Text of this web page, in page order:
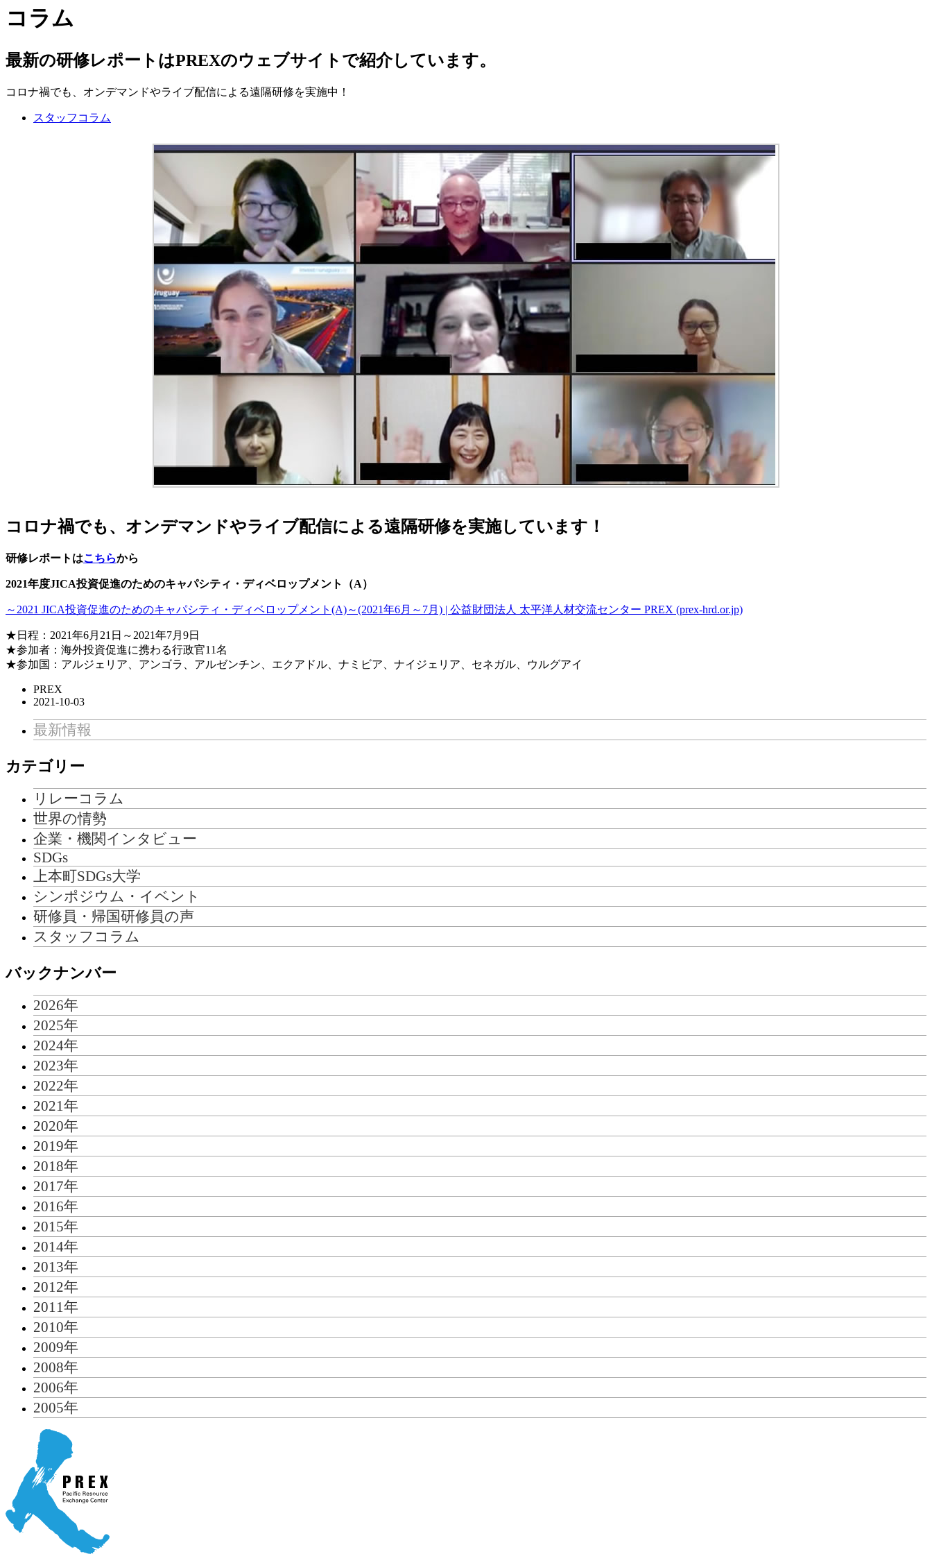
コラム
最新の研修レポートはPREXのウェブサイトで紹介しています。
コロナ禍でも、オンデマンドやライブ配信による遠隔研修を実施中！
スタッフコラム
コロナ禍でも、オンデマンドやライブ配信による遠隔研修を実施しています！
研修レポートはこちらから
2021年度JICA投資促進のためのキャパシティ・ディベロップメント（A）
～2021 JICA投資促進のためのキャパシティ・ディベロップメント(A)～(2021年6月～7月) | 公益財団法人 太平洋人材交流センター PREX (prex-hrd.or.jp)
★日程：2021年6月21日～2021年7月9日
★参加者：海外投資促進に携わる行政官11名
★参加国：アルジェリア、アンゴラ、アルゼンチン、エクアドル、ナミビア、ナイジェリア、セネガル、ウルグアイ
PREX
2021-10-03
最新情報
カテゴリー
リレーコラム
世界の情勢
企業・機関インタビュー
SDGs
上本町SDGs大学
シンポジウム・イベント
研修員・帰国研修員の声
スタッフコラム
バックナンバー
2026年
2025年
2024年
2023年
2022年
2021年
2020年
2019年
2018年
2017年
2016年
2015年
2014年
2013年
2012年
2011年
2010年
2009年
2008年
2006年
2005年